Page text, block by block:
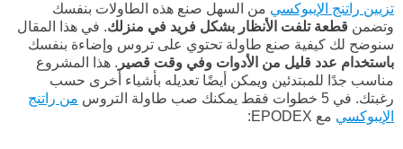
تزيين راتنج الإيبوكسي من السهل صنع هذه الطاولات بنفسك
وتضمن قطعة تلفت الأنظار بشكل فريد في منزلك. في هذا المقال
سنوضح لك كيفية صنع طاولة تحتوي على تروس وإضاءة بنفسك
باستخدام عدد قليل من الأدوات وفي وقت قصير . هذا المشروع
مناسب جدًا للمبتدئين ويمكن أيضًا تعديله بأشياء أخرى حسب
رغبتك. في 5 خطوات فقط يمكنك صب طاولة التروس
من راتنج
الإيبوكسي مع EPODEX: